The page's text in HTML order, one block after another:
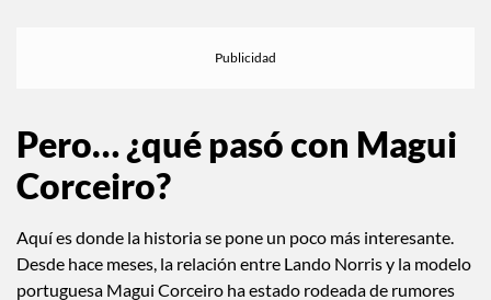
Pero… ¿qué pasó con Magui
Corceiro?